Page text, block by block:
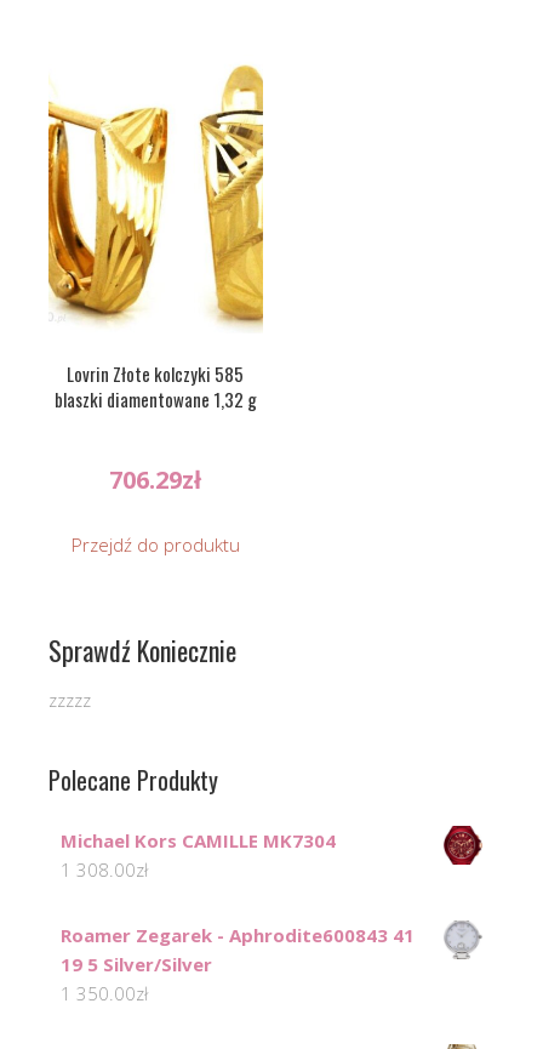
Lovrin Złote kolczyki 585
blaszki diamentowane 1,32 g
706.29zł
Przejdź do produktu
Sprawdź Koniecznie
zzzzz
Polecane Produkty
Michael Kors CAMILLE MK7304
1 308.00zł
Roamer Zegarek - Aphrodite600843 41
19 5 Silver/Silver
1 350.00zł